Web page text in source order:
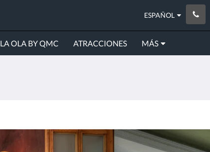
ESPAÑOL
LA OLA BY QMC ATRACCIONES MÁS